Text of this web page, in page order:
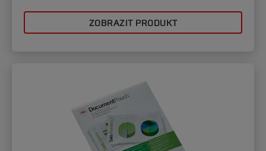
ZOBRAZIT PRODUKT